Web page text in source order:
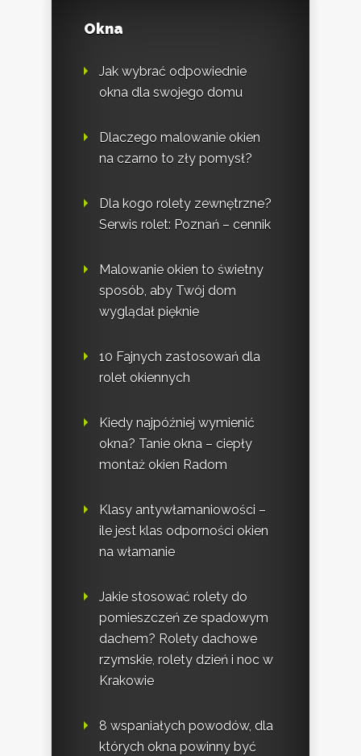
Okna
Jak wybrać odpowiednie
okna dla swojego domu
Dlaczego malowanie okien
na czarno to zły pomysł?
Dla kogo rolety zewnętrzne?
Serwis rolet: Poznań – cennik
Malowanie okien to świetny
sposób, aby Twój dom
wyglądał pięknie
10 Fajnych zastosowań dla
rolet okiennych
Kiedy najpóźniej wymienić
okna? Tanie okna – ciepły
montaż okien Radom
Klasy antywłamaniowości –
ile jest klas odporności okien
na włamanie
Jakie stosować rolety do
pomieszczeń ze spadowym
dachem? Rolety dachowe
rzymskie, rolety dzień i noc w
Krakowie
8 wspaniałych powodów, dla
których okna powinny być